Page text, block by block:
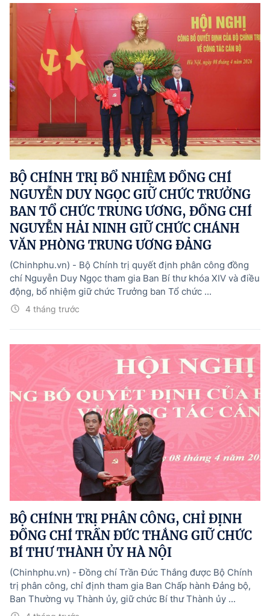
BỘ CHÍNH TRỊ BỔ NHIỆM ĐỒNG CHÍ
NGUYỄN DUY NGỌC GIỮ CHỨC TRƯỞNG
BAN TỔ CHỨC TRUNG ƯƠNG, ĐỒNG CHÍ
NGUYỄN HẢI NINH GIỮ CHỨC CHÁNH
VĂN PHÒNG TRUNG ƯƠNG ĐẢNG
4 tháng trước
(Chinhphu.vn) - Bộ Chính trị quyết định phân công đồng
chí Nguyễn Duy Ngọc tham gia Ban Bí thư khóa XIV và điều
động, bổ nhiệm giữ chức Trưởng ban Tổ chức ...
BỘ CHÍNH TRỊ PHÂN CÔNG, CHỈ ĐỊNH
ĐỒNG CHÍ TRẦN ĐỨC THẮNG GIỮ CHỨC
BÍ THƯ THÀNH ỦY HÀ NỘI
(Chinhphu.vn) - Đồng chí Trần Đức Thắng được Bộ Chính
trị phân công, chỉ định tham gia Ban Chấp hành Đảng bộ,
Ban Thường vụ Thành ủy, giữ chức Bí thư Thành ủy ...